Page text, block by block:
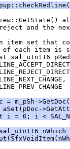
= m_pSh-
i = 0; i <
nWhich